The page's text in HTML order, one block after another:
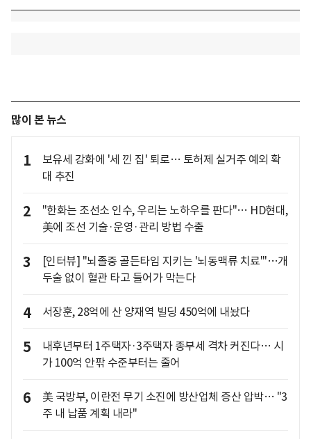
많이 본 뉴스
1
보유세 강화에 '세 낀 집' 퇴로… 토허제 실거주 예외 확
대 추진
2
"한화는 조선소 인수, 우리는 노하우를 판다"… HD현대,
美에 조선 기술·운영·관리 방법 수출
3
[인터뷰] "뇌졸중 골든타임 지키는 '뇌동맥류 치료'"…개
두술 없이 혈관 타고 들어가 막는다
4 서장훈, 28억에 산 양재역 빌딩 450억에 내놨다
5
내후년부터 1주택자·3주택자 종부세 격차 커진다… 시
가 100억 안팎 수준부터는 줄어
6
美 국방부, 이란전 무기 소진에 방산업체 증산 압박… "3
주 내 납품 계획 내라"